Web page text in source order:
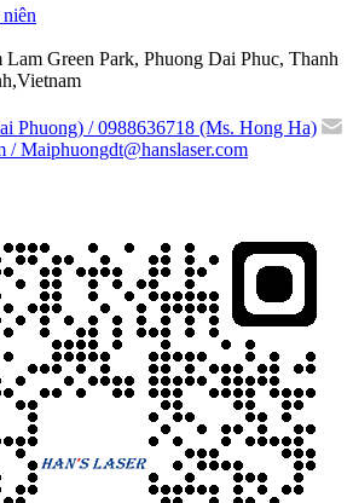
Green Park, Phuong Dai Phuc, Thanh
Phuong) / 0988636718 (Ms. Hong Ha)
/ Maiphuongdt@hanslaser.com